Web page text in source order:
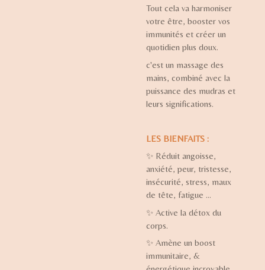
Tout cela va harmoniser
votre être, booster vos
immunités et créer un
quotidien plus doux.
c'est un massage des
mains, combiné avec la
puissance des mudras et
leurs significations.
LES BIENFAITS :
✨ Réduit angoisse,
anxiété, peur, tristesse,
insécurité, stress, maux
de tête, fatigue …
✨ Active la détox du
corps.
✨ Amène un boost
immunitaire, &